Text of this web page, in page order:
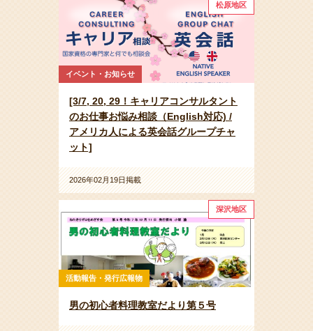
松原地区
イベント・お知らせ
[3/7, 20, 29！キャリアコンサルタント
のお仕事お悩み相談（English対応) /
アメリカ人による英会話グループチャ
ット]
2026年02月19日掲載
深沢地区
活動報告・発行広報物
男の初心者料理教室だより第５号